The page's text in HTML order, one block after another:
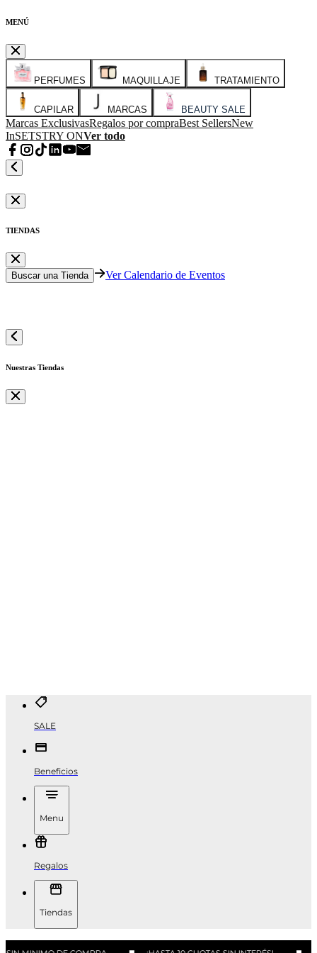
MENÚ
PERFUMES MAQUILLAJE TRATAMIENTO
CAPILAR MARCAS BEAUTY SALE
Marcas ExclusivasRegalos por compraBest SellersNew
InSETSTRY ONVer todo
TIENDAS
Buscar una Tienda Ver Calendario de Eventos
Nuestras Tiendas
SALE
Beneficios
Menu
Regalos
Tiendas